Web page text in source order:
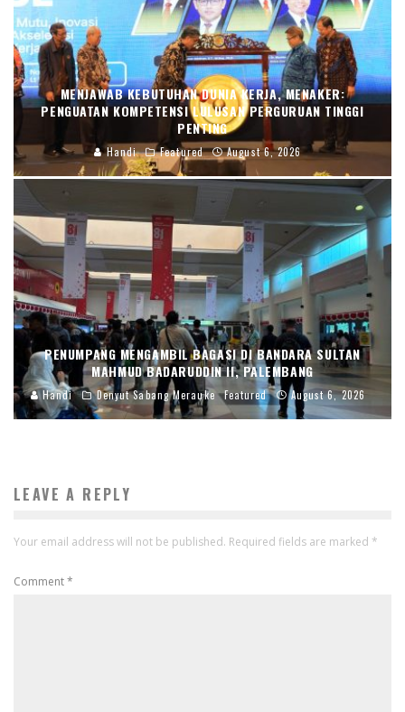
MENJAWAB KEBUTUHAN DUNIA KERJA, MENAKER:
PENGUATAN KOMPETENSI LULUSAN PERGURUAN TINGGI
PENTING
Handi Featured August 6, 2026
PENUMPANG MENGAMBIL BAGASI DI BANDARA SULTAN
MAHMUD BADARUDDIN II, PALEMBANG
Handi Denyut Sabang Merauke Featured August 6, 2026
LEAVE A REPLY
Your email address will not be published. Required fields are marked *
Comment*